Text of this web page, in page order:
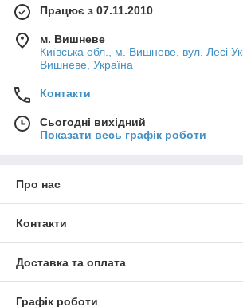
Працює з 07.11.2010
м. Вишневе
Київська обл., м. Вишневе, вул. Лесі
Вишневе, Україна
Контакти
Сьогодні вихідний
Показати весь графік роботи
Про нас
Контакти
Доставка та оплата
Графік роботи